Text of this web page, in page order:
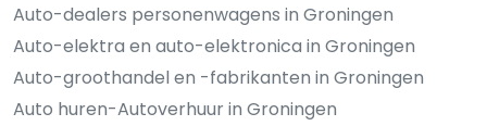
Auto-dealers personenwagens in Groningen
Auto-elektra en auto-elektronica in Groningen
Auto-groothandel en -fabrikanten in Groningen
Auto huren-Autoverhuur in Groningen